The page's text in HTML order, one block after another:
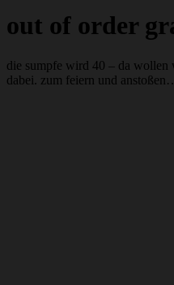
out of order
die sumpfe wird 40 – da wollen
dabei. zum feiern und